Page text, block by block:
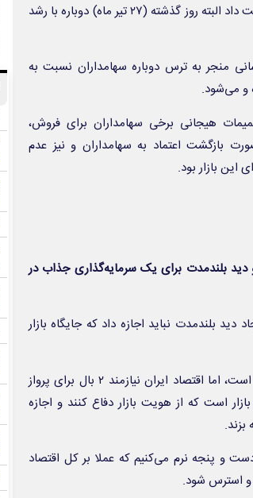
تیرماه در ادامه مسیر نوسانی خود کانال ۲ میلیون واحد را از دست داد البته روز گذشته (۲۷ تیر ماه) دوباره با رشد
منجر به ترس دوباره سهامداران نسبت به
و می‌شود.
هیجانی برخی سهامداران برای فروش،
بازگشت اعتماد به سهامداران و نیز عدم
بازار بود.
دید بلندمدت برای یک سرمایه‌گذاری جذاب در
بلندمدت نباید اجازه داد که جایگاه بازار
درست است که بازار پول از قدمت بیشتری در ایران برخوردار است، اما اقتصاد ایران نیازمند ۲ بال برای پرواز
است که از هویت بازار دفاع کنند و اجازه
و پنجه نرم می‌کنیم که عملا بر کل اقتصاد
و استرس شود.